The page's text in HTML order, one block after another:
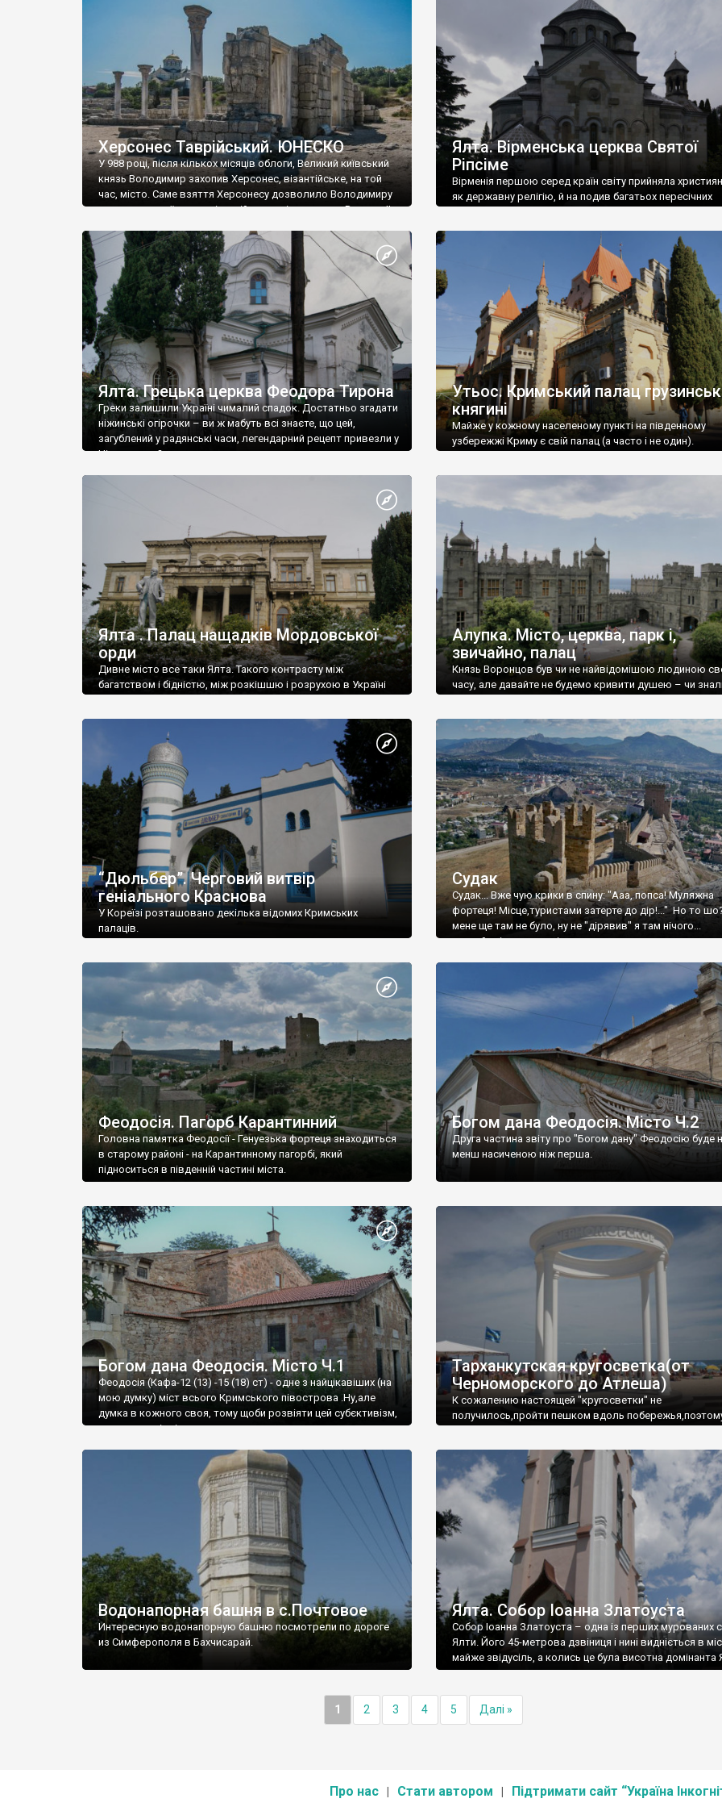
візантійської доби. Раритети викрадені з фондів об’єкту
культурної спадщини ЮНЕСКО «Херсонеса Таврійського».
Офіційно – на виставку «Золото Візантії», але експерти та
влада в Україні вважають це лише […]
називаються «повстяками» (postaki)…” “Вино. Крим
виробляє відмінне вино і його вдосталь: воно все
легке біле і дуже […]
Херсонес Таврійський. ЮНЕСКО
У 988 році, після кількох місяців облоги, Великий київський
князь Володимир захопив Херсонес, візантійське, на той
час, місто. Саме взяття Херсонесу дозволило Володимиру
диктувати свої умови візантійському імператору Василю ІІ,
Херсонесі Володимир-язичник, став Василем-
християнином. А потім було Хрещення Русі. На честь
Херсонесу Таврійського названо місто […]
Ялта. Вірменська церква Святої
Ріпсіме
Вірменія першою серед країн світу прийняла
як державну релігію, й на подив багатьох пересічних
Ялта. Грецька церква Феодора Тирона
Греки залишили Україні чималий спадок. Достатньо згадати
ніжинські огірочки – ви ж мабуть всі знаєте, що цей,
загублений у радянські часи, легендарний рецепт привезли у
Ніжин греки?
Утьос. Кримський палац
княгині
Майже у кожному населеному пункті на південному
узбережжі Криму є свій палац (а часто і не один).
Ялта . Палац нащадків Мордовської
орди
Дивне місто все таки Ялта. Такого контрасту між
багатством і бідністю, між розкішшю і розрухою в Україні
Алупка. Місто, церква, парк і,
звичайно, палац
Князь Воронцов був чи не найвідомішою людиною
часу, але давайте не будемо кривити душею – чи
“Дюльбер”. Черговий витвір
геніального Краснова
У Кореїзі розташовано декілька відомих Кримських
палаців.
Судак
Судак... Вже чую крики в спину: "Ааа, попса! Муляжна
фортеця! Місце,туристами затерте до дір!..." Но то
мене ще там не було, ну не "дірявив" я там нічого...
принаймні до цього літа.
Феодосія. Пагорб Карантинний
Головна памятка Феодосії - Генуезька фортеця знаходиться
в старому районі - на Карантинному пагорбі, який
підноситься в південній частині міста.
Богом дана Феодосія. Місто Ч.2
Друга частина звіту про "Богом дану" Феодосію буде
менш насиченою ніж перша.
Богом дана Феодосія. Місто Ч.1
Феодосія (Кафа-12 (13) -15 (18) ст) - одне з найцікавіших (на
мою думку) міст всього Кримського півострова .Ну,але
думка в кожного своя, тому щоби розвіяти цей субєктивізм,
запрошую відвідати це
Тарханкутская кругосветка(от
Черноморского до Атлеша)
К сожалению настоящей "кругосветки" не
получилось,пройти пешком вдоль
Водонапорная башня в с.Почтовое
Интересную водонапорную башню посмотрели по дороге
из Симферополя в Бахчисарай.
Ялта. Собор Іоанна Златоуста
Собор Іоанна Златоуста – одна із перших мурованих
Ялти. Його 45-метрова дзвіниця і нині видніється в
майже звідусіль, а колись це була висотна домінанта
1 2 3 4 5 Далі »
Про нас Стати автором Підтримати сайт “Україна